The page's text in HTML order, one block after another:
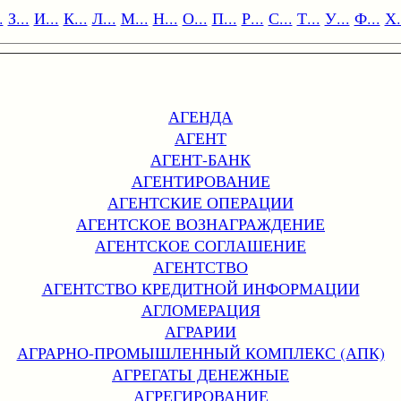
З... И... К... Л... М... Н... О... П... Р... С... Т... У... Ф...
АГЕНДА
АГЕНТ
АГЕНТ-БАНК
АГЕНТИРОВАНИЕ
АГЕНТСКИЕ ОПЕРАЦИИ
АГЕНТСКОЕ ВОЗНАГРАЖДЕНИЕ
АГЕНТСКОЕ СОГЛАШЕНИЕ
АГЕНТСТВО
АГЕНТСТВО КРЕДИТНОЙ ИНФОРМАЦИИ
АГЛОМЕРАЦИЯ
АГРАРИИ
АГРАРНО-ПРОМЫШЛЕННЫЙ КОМПЛЕКС (АПК)
АГРЕГАТЫ ДЕНЕЖНЫЕ
АГРЕГИРОВАНИЕ